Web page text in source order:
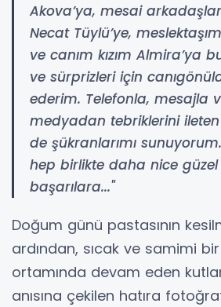
Akova’ya, mesai
Necat Tüylü’ye,
ve canım kızım Almira’ya
ve sürprizleri için
ederim. Telefonla, mesajla
medyadan tebriklerini
de şükranlarımı sunuyorum.
hep birlikte daha nice güzel
başarılara..."
Doğum günü pastasının
ardından, sıcak ve samimi
ortamında devam eden
anısına çekilen hatıra